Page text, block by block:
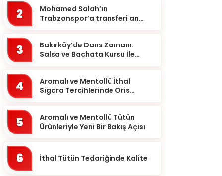
2
Mohamed Salah’ın
Trabzonspor’a transferi an
3
Bakırköy’de Dans Zamanı:
Salsa ve Bachata Kursu İle
4
Aromalı ve Mentollü İthal
Sigara Tercihlerinde Oris
5
Aromalı ve Mentollü Tütün
Ürünleriyle Yeni Bir Bakış Açısı
6 İthal Tütün Tedariğinde Kalite
Antalya
Artvin
Aydın
Balıkesir
Bartın
Batman
Bayburt
Bilecik
Bingöl